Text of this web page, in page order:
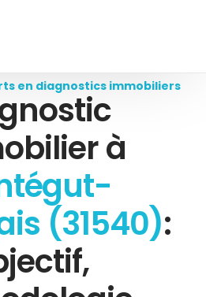
en diagnostics immobiliers
à
(31540):